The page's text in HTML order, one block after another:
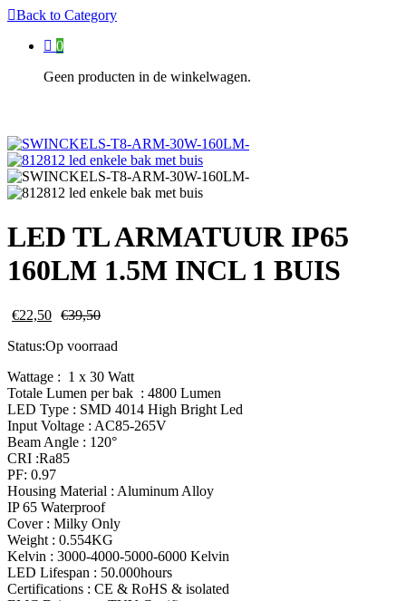
Back to Category
0
Geen producten in de winkelwagen.
LED TL ARMATUUR IP65
160LM 1.5M INCL 1 BUIS
€22,50 €39,50
Status:Op voorraad
Wattage : 1 x 30 Watt
Totale Lumen per bak : 4800 Lumen
LED Type : SMD 4014 High Bright Led
Input Voltage : AC85-265V
Beam Angle : 120°
CRI :Ra85
PF: 0.97
Housing Material : Aluminum Alloy
IP 65 Waterproof
Cover : Milky Only
Weight : 0.554KG
Kelvin : 3000-4000-5000-6000 Kelvin
LED Lifespan : 50.000hours
Certifications : CE & RoHS & isolated